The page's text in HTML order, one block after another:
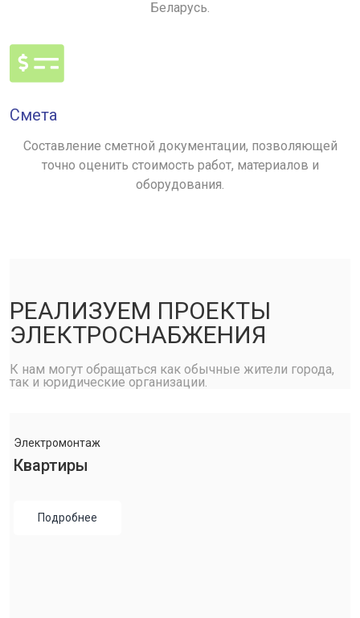
Беларусь.
Смета
Составление сметной документации, позволяющей
точно оценить стоимость работ, материалов и
оборудования.
РЕАЛИЗУЕМ ПРОЕКТЫ
ЭЛЕКТРОСНАБЖЕНИЯ
К нам могут обращаться как обычные жители города,
так и юридические организации.
Электромонтаж
Квартиры
Подробнее